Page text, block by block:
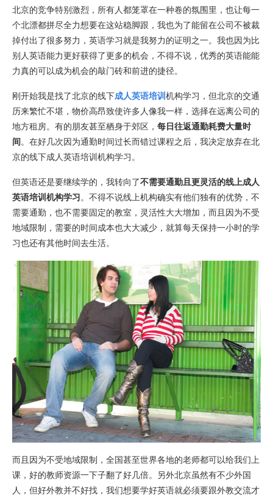
北京的竞争特别激烈，所有人都笼罩在一种卷的氛围里，也让每一
个北漂都拼尽全力想要在这站稳脚跟，我也为了能留在公司不被裁
掉付出了很多努力，英语学习就是我努力的证明之一。我也因为比
别人英语能力更好获得了更多的机会，不得不说，优秀的英语能能
力真的可以成为机会的敲门砖和前进的捷径。
刚开始我是找了北京的线下成人英语培训 机构学习，但北京的交通
历来繁忙不堪，物价高昂致使许多人像我一样，选择在远离公司的
地方租房。有的朋友甚至栖身于郊区， 每日往返通勤耗费大量时
间 。在好几次因为通勤时间过长而错过课程之后，我决定放弃在北
京的线下成人英语培训机构学习。
但英语还是要继续学的，我转向了不需要通勤且更灵活的线上成人
英语培训机构学习。不得不说线上机构确实有他们独有的优势，不
需要通勤，也不需要固定的教室，灵活性大大增加，而且因为不受
地域限制，需要的时间成本也大大减少，就算每天保持一小时的学
习也还有其他时间去生活。
而且因为不受地域限制，全国甚至世界各地的老师都可以给我们上
课，好的教师资源一下子翻了好几倍。另外北京虽然有不少外国
人，但好外教并不好找，我们想要学好英语就必须要跟外教交流才